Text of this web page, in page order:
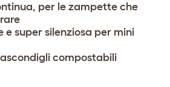
per le zampette che
e super silenziosa per mini
compostabili